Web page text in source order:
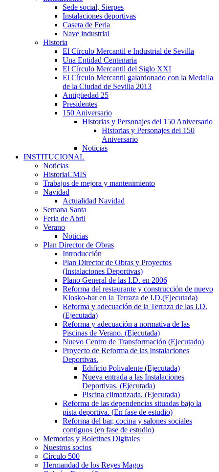
Sede social, Sierpes
Instalaciones deportivas
Caseta de Feria
Nave industrial
Historia
El Círculo Mercantil e Industrial de Sevilla
Una Entidad Centenaria
El Círculo Mercantil del Siglo XXI
El Círculo Mercantil galardonado con la Medalla
de la Ciudad de Sevilla 2013
Antigüedad 25
Presidentes
150 Aniversario
Historias y Personajes del 150 Aniversario
Historias y Personajes del 150
Aniversario
Noticias
INSTITUCIONAL
Noticias
HistoriaCMIS
Trabajos de mejora y mantenimiento
Navidad
Actualidad Navidad
Semana Santa
Feria de Abril
Verano
Noticias
Plan Director de Obras
Introducción
Plan Director de Obras y Proyectos
(Instalaciones Deportivas)
Plano General de las I.D. en 2006
Reforma del restaurante y construcción de nuevo
Kiosko-bar en la Terraza de I.D.(Ejecutada)
Reforma y adecuación de la Terraza de las I.D.
(Ejecutada)
Reforma y adecuación a normativa de las
Piscinas de Verano. (Ejecutada)
Nuevo Centro de Transformación (Ejecutado)
Proyecto de Reforma de las Instalaciones
Deportivas.
Edificio Polivalente (Ejecutada)
Nueva entrada a las Instalaciones
Deportivas. (Ejecutada)
Piscina climatizada. (Ejecutada)
Reforma de las dependencias situadas bajo la
pista deportiva. (En fase de estudio)
Reforma del bar, cocina y salones sociales
contiguos (en fase de estudio)
Memorias y Boletines Digitales
Nuestros socios
Círculo 500
Hermandad de los Reyes Magos